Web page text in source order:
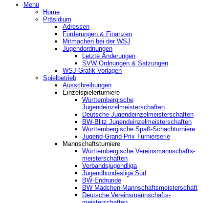
Menü
Home
Präsidium
Adressen
Förderungen & Finanzen
Mitmachen bei der WSJ
Jugendordnungen
Letzte Änderungen
SVW Ordnungen & Satzungen
WSJ Grafik Vorlagen
Spielbetrieb
Ausschreibungen
Einzelspielerturniere
Württembergische
Jugendeinzelmeisterschaften
Deutsche Jugendeinzelmeisterschaften
BW-Blitz Jugendeinzelmeisterschaften
Württembergische Spaß-Schachturniere
Jugend-Grand-Prix Turnierserie
Mannschaftsturniere
Württembergische Vereinsmannschafts-
meisterschaften
Verbandsjugendliga
Jugendbundesliga Süd
BW-Endrunde
BW Mädchen-Mannschaftsmeisterschaft
Deutsche Vereinsmannschafts-